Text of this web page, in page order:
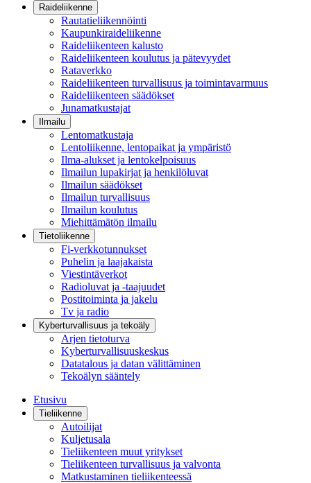
Raideliikenne
Rautatieliikennöinti
Kaupunkiraideliikenne
Raideliikenteen kalusto
Raideliikenteen koulutus ja pätevyydet
Rataverkko
Raideliikenteen turvallisuus ja toimintavarmuus
Raideliikenteen säädökset
Junamatkustajat
Ilmailu
Lentomatkustaja
Lentoliikenne, lentopaikat ja ympäristö
Ilma-alukset ja lentokelpoisuus
Ilmailun lupakirjat ja henkilöluvat
Ilmailun säädökset
Ilmailun turvallisuus
Ilmailun koulutus
Miehittämätön ilmailu
Tietoliikenne
Fi-verkkotunnukset
Puhelin ja laajakaista
Viestintäverkot
Radioluvat ja -taajuudet
Postitoiminta ja jakelu
Tv ja radio
Kyberturvallisuus ja tekoäly
Arjen tietoturva
Kyberturvallisuuskeskus
Datatalous ja datan välittäminen
Tekoälyn sääntely
Etusivu
Tieliikenne
Autoilijat
Kuljetusala
Tieliikenteen muut yritykset
Tieliikenteen turvallisuus ja valvonta
Matkustaminen tieliikenteessä